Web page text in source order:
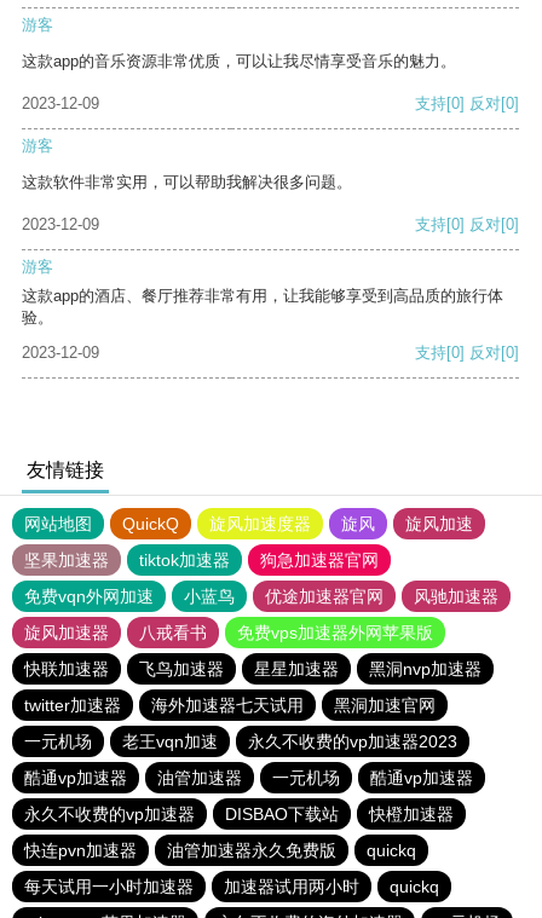
游客
这款app的音乐资源非常优质，可以让我尽情享受音乐的魅力。
2023-12-09 支持[0] 反对[0]
游客
这款软件非常实用，可以帮助我解决很多问题。
2023-12-09 支持[0] 反对[0]
游客
这款app的酒店、餐厅推荐非常有用，让我能够享受到高品质的旅行体
验。
2023-12-09
支持[0] 反对[0]
友情链接
网站地图 QuickQ 旋风加速度器 旋风
旋风加速
坚果加速器
tiktok加速器
狗急加速器官网
免费vqn外网加速
小蓝鸟 优途加速器官网
风驰加速器
旋风加速器
八戒看书
免费vps加速器外网苹果版
快联加速器
飞鸟加速器 星星加速器
黑洞nvp加速器
twitter加速器
海外加速器七天试用
黑洞加速官网
一元机场
老王vqn加速
永久不收费的vp加速器2023
酷通vp加速器
油管加速器 一元机场
酷通vp加速器
永久不收费的vp加速器
DISBAO下载站
快橙加速器
快连pvn加速器
油管加速器永久免费版
quickq
每天试用一小时加速器
加速器试用两小时
quickq